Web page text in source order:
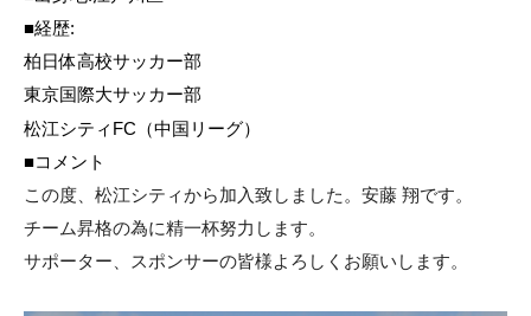
■経歴:
柏日体高校サッカー部
東京国際大サッカー部
松江シティFC （中国リーグ）
■コメント
この度、松江シティから加入致しました。安藤 翔です。
チーム昇格の為に精一杯努力します。
サポーター、スポンサーの皆様よろしくお願いします。